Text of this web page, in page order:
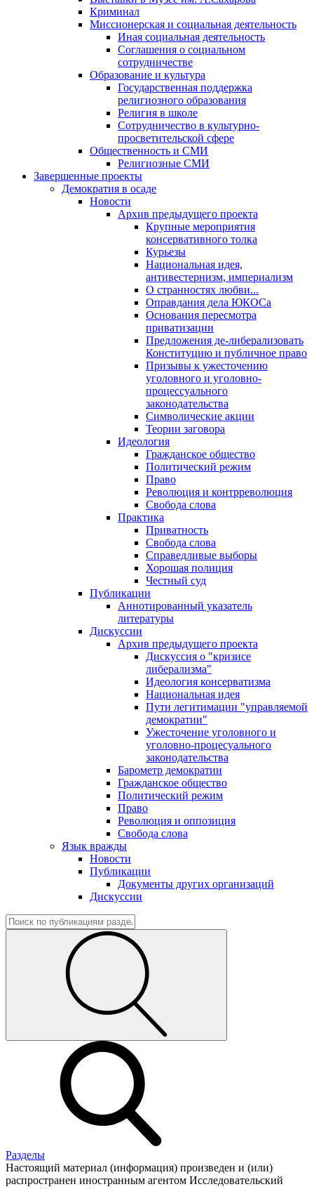
Криминал
Миссионерская и социальная деятельность
Иная социальная деятельность
Соглашения о социальном
сотрудничестве
Образование и культура
Государственная поддержка
религиозного образования
Религия в школе
Сотрудничество в культурно-
просветительской сфере
Общественность и СМИ
Религиозные СМИ
Завершенные проекты
Демократия в осаде
Новости
Архив предыдущего проекта
Крупные мероприятия
консервативного толка
Курьезы
Национальная идея,
антивестернизм, империализм
О странностях любви...
Оправдания дела ЮКОСа
Основания пересмотра
приватизации
Предложения де-либерализовать
Конституцию и публичное право
Призывы к ужесточению
уголовного и уголовно-
процессуального
законодательства
Символические акции
Теории заговора
Идеология
Гражданское общество
Политический режим
Право
Революция и контрреволюция
Свобода слова
Практика
Приватность
Свобода слова
Справедливые выборы
Хорошая полиция
Честный суд
Публикации
Аннотированный указатель
литературы
Дискуссии
Архив предыдущего проекта
Дискуссия о "кризисе
либерализма"
Идеология консерватизма
Национальная идея
Пути легитимации "управляемой
демократии"
Ужесточение уголовного и
уголовно-процесуального
законодательства
Барометр демократии
Гражданское общество
Политический режим
Право
Революция и оппозиция
Свобода слова
Язык вражды
Новости
Публикации
Документы других организаций
Дискуссии
Разделы
Настоящий материал (информация) произведен и (или)
распространен иностранным агентом Исследовательский